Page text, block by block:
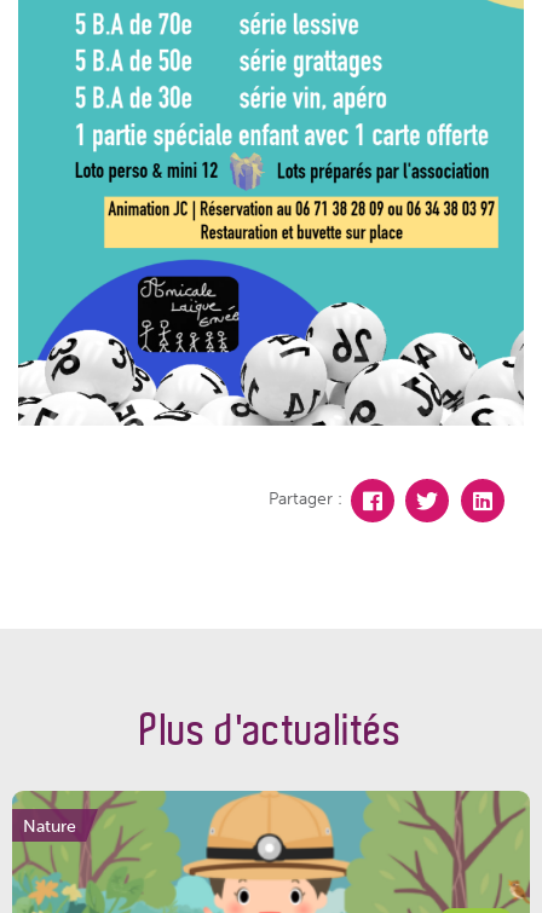
Partager :
Plus d'actualités
Nature